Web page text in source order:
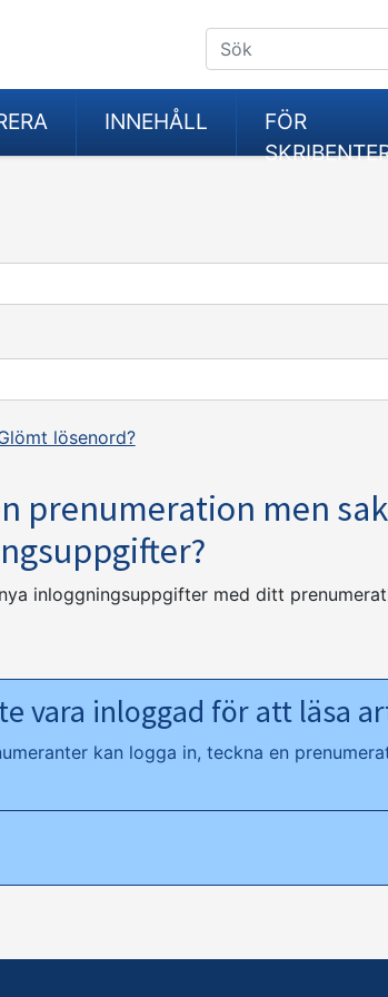
INNEHÅLL
FÖR
lösenord?
prenumeration men
inloggningsuppgifter med ditt
vara inloggad för att läsa
kan logga in, teckna en